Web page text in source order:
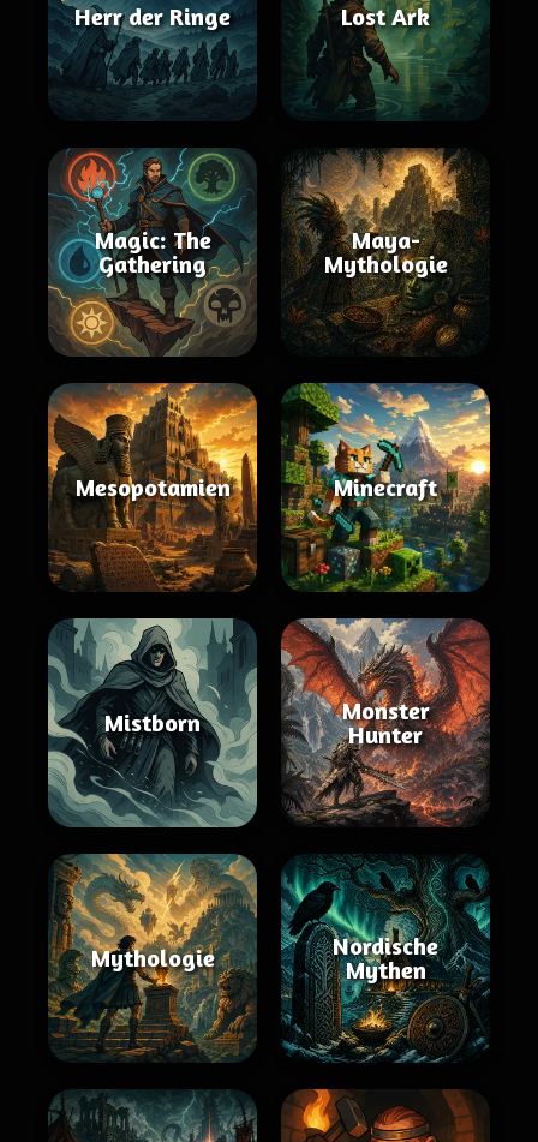
Herr der Ringe Lost Ark
Magic: The
Gathering
Maya-
Mythologie
Mesopotamien Minecraft
Mistborn
Monster
Hunter
Mythologie
Nordische
Mythen